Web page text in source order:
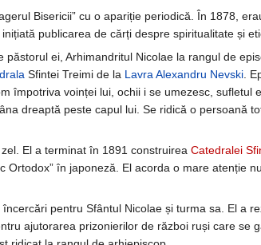
Bisericii” cu o apariție periodică. În 1878,
publicarea de cărți despre spiritualitate și
ei, Arhimandritul Nicolae la rangul de
Sfintei Treimi de la Lavra Alexandru Nevski .
împotriva voinței lui, ochii i se umezesc, sufletul
dreaptă peste capul lui. Se ridică o persoană
El a terminat în 1891 construirea Catedralei
Ortodox” în japoneză. El acorda o mare atenție
pentru Sfântul Nicolae și turma sa. El a
ajutorarea prizonierilor de război ruși care se